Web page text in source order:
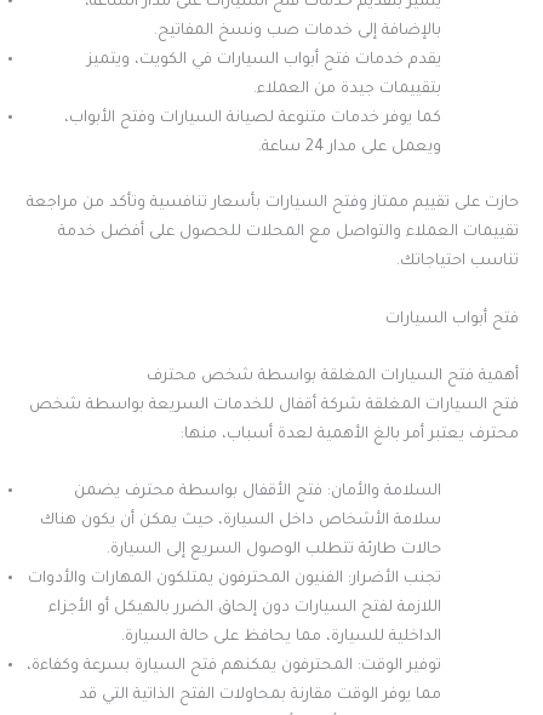
بالإضافة إلى خدمات صب ونسخ المفاتيح.
يقدم خدمات فتح أبواب السيارات في الكويت، ويتميز
بتقييمات جيدة من العملاء.
كما يوفر خدمات متنوعة لصيانة السيارات وفتح الأبواب،
ويعمل على مدار 24 ساعة.
حازت على تقييم ممتاز وفتح السيارات بأسعار تنافسية وتأكد من مراجعة
تقييمات العملاء والتواصل مع المحلات للحصول على أفضل خدمة
تناسب احتياجاتك.
فتح أبواب السيارات
أهمية فتح السيارات المغلقة بواسطة شخص محترف
فتح السيارات المغلقة شركة أقفال للخدمات السريعة بواسطة شخص
محترف يعتبر أمر بالغ الأهمية لعدة أسباب، منها:
السلامة والأمان: فتح الأقفال بواسطة محترف يضمن
سلامة الأشخاص داخل السيارة، حيث يمكن أن يكون هناك
حالات طارئة تتطلب الوصول السريع إلى السيارة.
تجنب الأضرار: الفنيون المحترفون يمتلكون المهارات والأدوات
اللازمة لفتح السيارات دون إلحاق الضرر بالهيكل أو الأجزاء
الداخلية للسيارة، مما يحافظ على حالة السيارة.
توفير الوقت: المحترفون يمكنهم فتح السيارة بسرعة وكفاءة،
مما يوفر الوقت مقارنة بمحاولات الفتح الذاتية التي قد